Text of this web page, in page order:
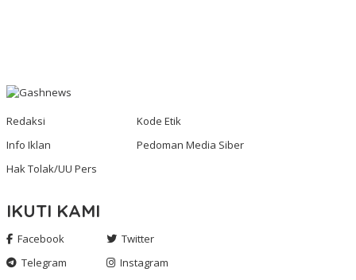
Redaksi
Kode Etik
Info Iklan
Pedoman Media Siber
Hak Tolak/UU Pers
IKUTI KAMI
Facebook
Twitter
Telegram
Instagram